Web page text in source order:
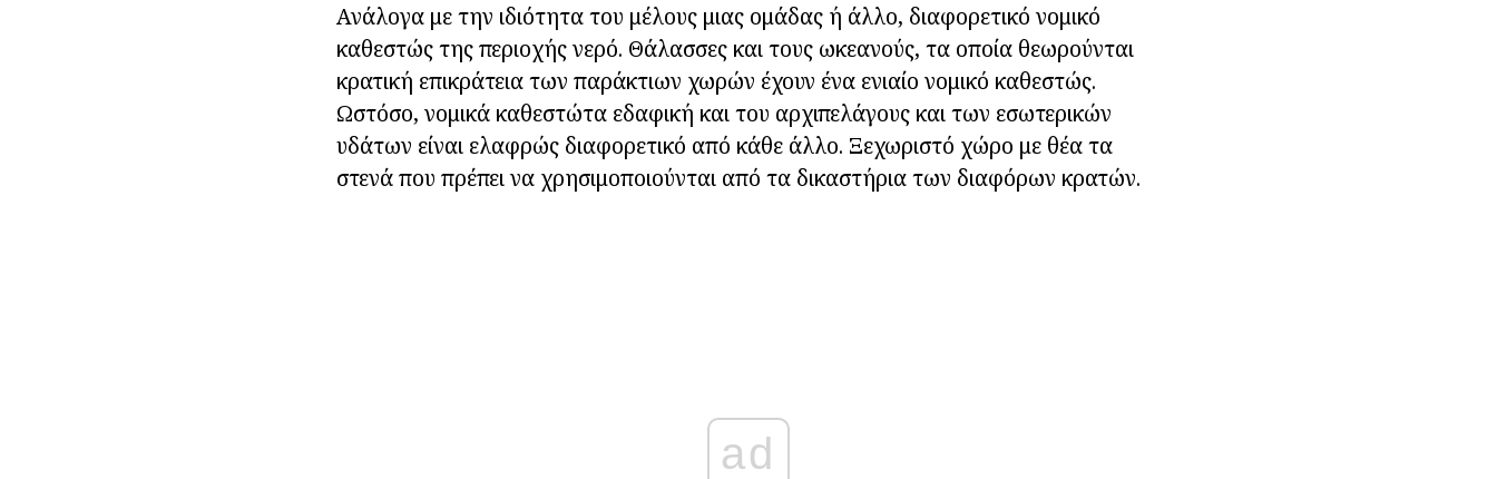
Ανάλογα με την ιδιότητα του μέλους μιας ομάδας ή άλλο, διαφορετικό νομικό
καθεστώς της περιοχής νερό. Θάλασσες και τους ωκεανούς, τα οποία θεωρούνται
κρατική επικράτεια των παράκτιων χωρών έχουν ένα ενιαίο νομικό καθεστώς.
Ωστόσο, νομικά καθεστώτα εδαφική και του αρχιπελάγους και των εσωτερικών
υδάτων είναι ελαφρώς διαφορετικό από κάθε άλλο. Ξεχωριστό χώρο με θέα τα
στενά που πρέπει να χρησιμοποιούνται από τα δικαστήρια των διαφόρων κρατών.
ad